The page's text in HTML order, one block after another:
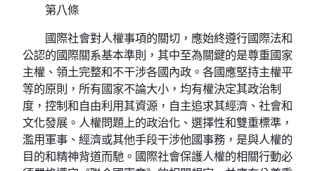
第八條
國際社會對人權事項的關切，應始終遵行國際法和
公認的國際關系基本準則，其中至為關鍵的是尊重國家
主權、領土完整和不干涉各國內政。各國應堅持主權平
等的原則，所有國家不論大小，均有權決定其政治制
度，控制和自由利用其資源，自主追求其經濟、社會和
文化發展。人權問題上的政治化、選擇性和雙重標準，
濫用軍事、經濟或其他手段干涉他國事務，是與人權的
目的和精神背道而馳。國際社會保護人權的相關行動必